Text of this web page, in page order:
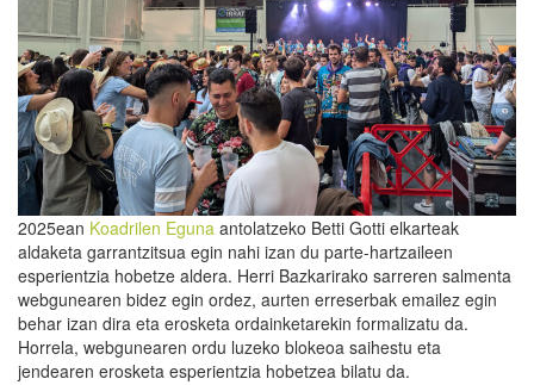
2025ean Koadrilen Eguna antolatzeko Betti Gotti elkarteak
aldaketa garrantzitsua egin nahi izan du parte-hartzaileen
esperientzia hobetze aldera. Herri Bazkarirako sarreren salmenta
webgunearen bidez egin ordez, aurten erreserbak emailez egin
behar izan dira eta erosketa ordainketarekin formalizatu da.
Horrela, webgunearen ordu luzeko blokeoa saihestu eta
jendearen erosketa esperientzia hobetzea bilatu da.